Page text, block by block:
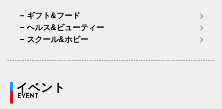
ギフト&フード
ヘルス&ビューティー
スクール&ホビー
イベント
EVENT